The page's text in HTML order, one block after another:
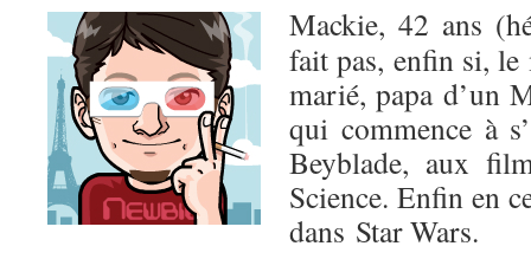
Mackie, 42 ans
fait pas, enfin si, le
marié, papa d’un
qui commence à
Beyblade, aux
Science. Enfin en
dans Star Wars.